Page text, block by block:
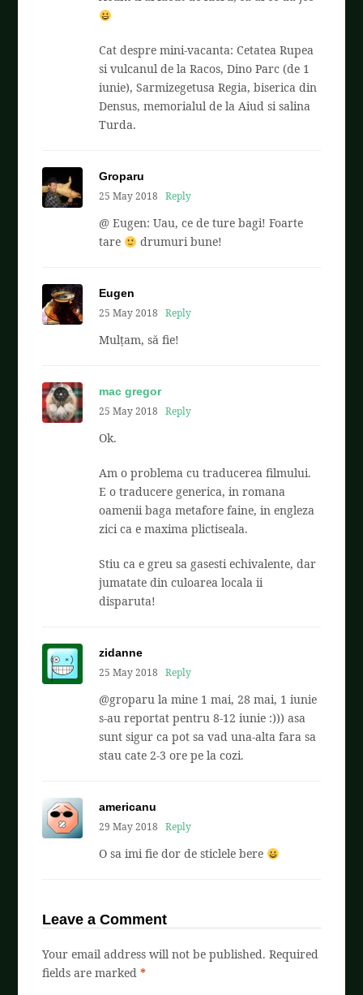
Cat despre mini-vacanta: Cetatea Rupea
si vulcanul de la Racos, Dino Parc (de 1
iunie), Sarmizegetusa Regia, biserica din
Densus, memorialul de la Aiud si salina
Turda.
Groparu
25 May 2018
Reply
@ Eugen: Uau, ce de ture bagi! Foarte
tare
drumuri bune!
Eugen
25 May 2018
Reply
Mulțam, să fie!
mac gregor
25 May 2018
Reply
Ok.
Am o problema cu traducerea filmului.
E o traducere generica, in romana
oamenii baga metafore faine, in engleza
zici ca e maxima plictiseala.
Stiu ca e greu sa gasesti echivalente, dar
jumatate din culoarea locala ii
disparuta!
zidanne
25 May 2018
Reply
@groparu la mine 1 mai, 28 mai, 1 iunie
s-au reportat pentru 8-12 iunie :))) asa
sunt sigur ca pot sa vad una-alta fara sa
stau cate 2-3 ore pe la cozi.
americanu
29 May 2018
Reply
O sa imi fie dor de sticlele bere
Leave a Comment
Your email address will not be published. Required
fields are marked*